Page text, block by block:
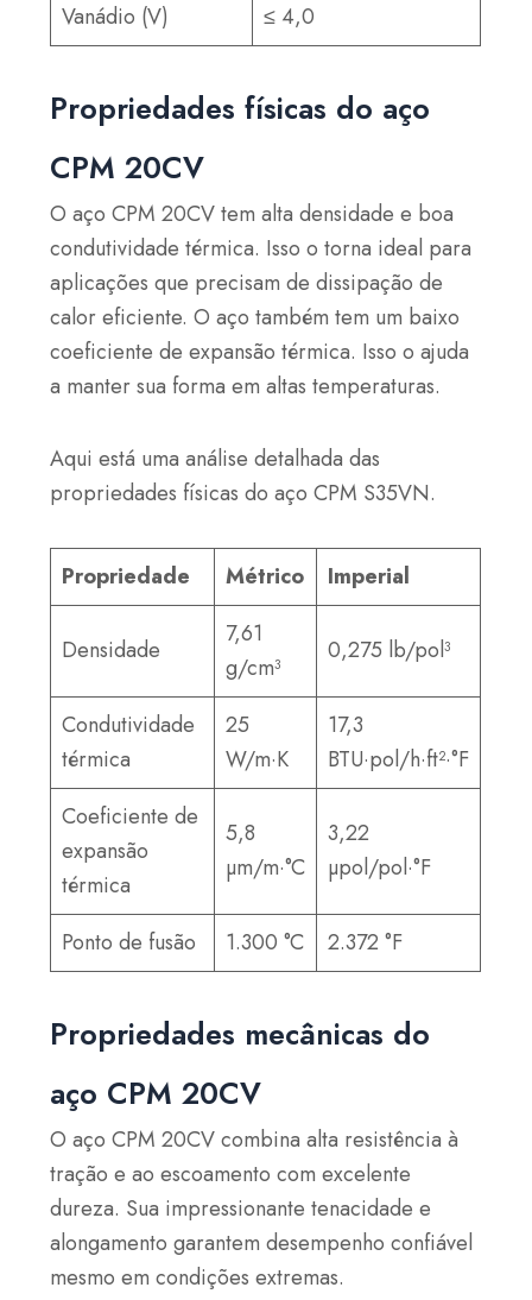
Vanádio (V)
≤ 4,0
Propriedades físicas do aço
CPM 20CV
O aço CPM 20CV tem alta densidade e boa
condutividade térmica. Isso o torna ideal para
aplicações que precisam de dissipação de
calor eficiente. O aço também tem um baixo
coeficiente de expansão térmica. Isso o ajuda
a manter sua forma em altas temperaturas.
Aqui está uma análise detalhada das
propriedades físicas do aço CPM S35VN.
Propriedade Métrico Imperial
Densidade
7,61
g/cm³
0,275 lb/pol³
Condutividade
térmica
25
W/m·K
17,3
BTU·pol/h·ft²·°F
Coeficiente de
expansão
térmica
5,8
µm/m·°C
3,22
µpol/pol·°F
Ponto de fusão 1.300 °C 2.372 °F
Propriedades mecânicas do
aço CPM 20CV
O aço CPM 20CV combina alta resistência à
tração e ao escoamento com excelente
dureza. Sua impressionante tenacidade e
alongamento garantem desempenho confiável
mesmo em condições extremas.